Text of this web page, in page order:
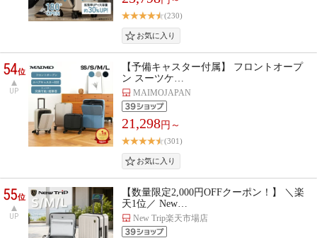
(230)
54位
UP
【予備キャスター付属】 フロントオープ
ン スーツケ…
MAIMOJAPAN
21,298円～
(301)
55位
UP
【数量限定2,000円OFFクーポン！】 ＼楽
天1位／ New…
New Trip楽天市場店